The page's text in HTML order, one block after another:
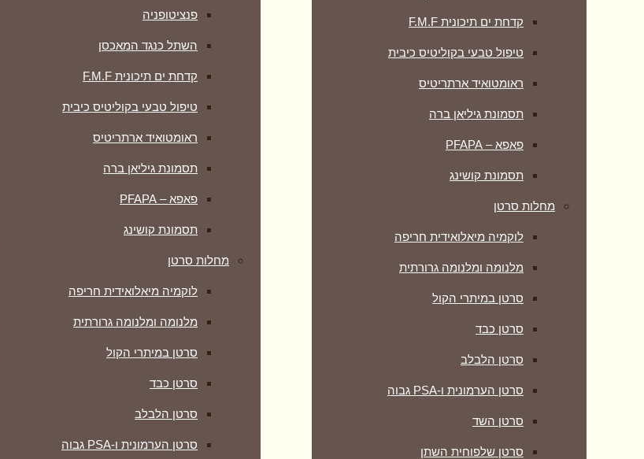
קדחת ים תיכונית F.M.F
טיפול טבעי בקוליטיס כיבית
ראומטואיד ארתריטיס
תסמונת גיליאן ברה
פאפא – PFAPA
תסמונת קושינג
מחלות סרטן
לוקמיה מיאלואידית חריפה
מלנומה ומלנומה גרורתית
סרטן במיתרי הקול
סרטן כבד
סרטן הלבלב
סרטן הערמונית ו-PSA גבוה
סרטן השד
סרטן שלפוחית השתן
‏פנציטופניה
השתל כנגד המאכסן
קדחת ים תיכונית F.M.F
טיפול טבעי בקוליטיס כיבית
ראומטואיד ארתריטיס
תסמונת גיליאן ברה
פאפא – PFAPA
תסמונת קושינג
מחלות סרטן
לוקמיה מיאלואידית חריפה
מלנומה ומלנומה גרורתית
סרטן במיתרי הקול
סרטן כבד
סרטן הלבלב
סרטן הערמונית ו-PSA גבוה